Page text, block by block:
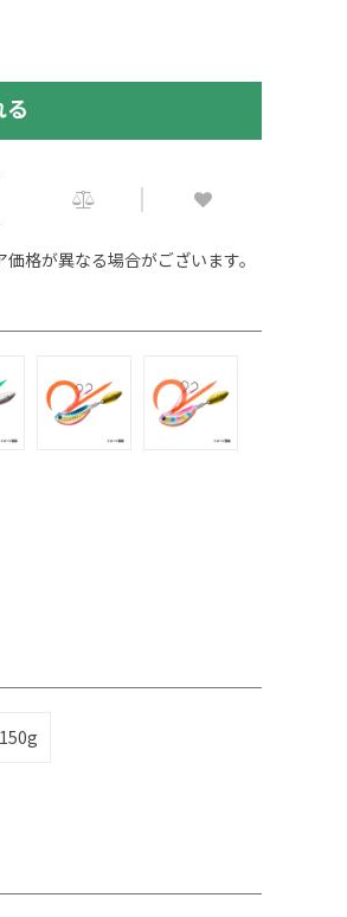
格が異なる場合がございます。
150g